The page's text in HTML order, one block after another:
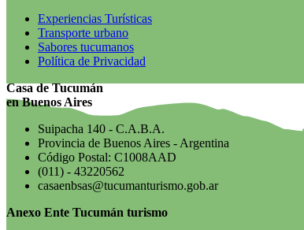
Experiencias Turísticas
Transporte urbano
Sabores tucumanos
Política de Privacidad
Casa de Tucumán
en Buenos Aires
Suipacha 140 - C.A.B.A.
Provincia de Buenos Aires - Argentina
Código Postal: C1008AAD
(011) - 43220562
casaenbsas@tucumanturismo.gob.ar
Anexo Ente Tucumán turismo